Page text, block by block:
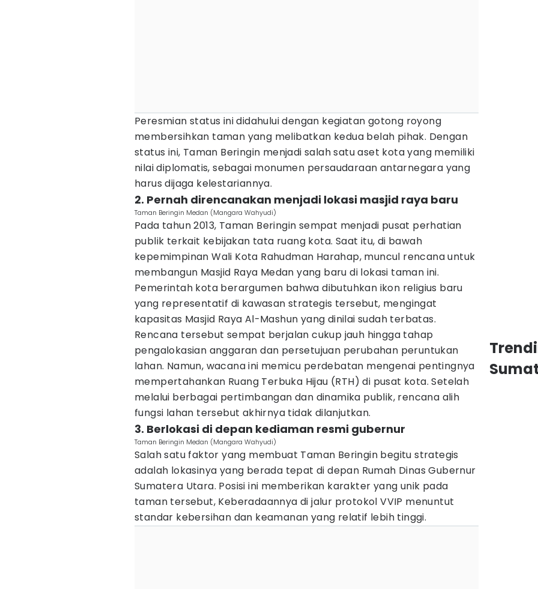
Peresmian status ini didahului dengan kegiatan gotong royong
membersihkan taman yang melibatkan kedua belah pihak. Dengan
status ini, Taman Beringin menjadi salah satu aset kota yang memiliki
nilai diplomatis, sebagai monumen persaudaraan antarnegara yang
harus dijaga kelestariannya.
2. Pernah direncanakan menjadi lokasi masjid raya baru
Taman Beringin Medan (Mangara Wahyudi)
Pada tahun 2013, Taman Beringin sempat menjadi pusat perhatian
publik terkait kebijakan tata ruang kota. Saat itu, di bawah
kepemimpinan Wali Kota Rahudman Harahap, muncul rencana untuk
membangun Masjid Raya Medan yang baru di lokasi taman ini.
Pemerintah kota berargumen bahwa dibutuhkan ikon religius baru
yang representatif di kawasan strategis tersebut, mengingat
kapasitas Masjid Raya Al-Mashun yang dinilai sudah terbatas.
Rencana tersebut sempat berjalan cukup jauh hingga tahap
pengalokasian anggaran dan persetujuan perubahan peruntukan
lahan. Namun, wacana ini memicu perdebatan mengenai pentingnya
mempertahankan Ruang Terbuka Hijau (RTH) di pusat kota. Setelah
melalui berbagai pertimbangan dan dinamika publik, rencana alih
fungsi lahan tersebut akhirnya tidak dilanjutkan.
3. Berlokasi di depan kediaman resmi gubernur
Taman Beringin Medan (Mangara Wahyudi)
Salah satu faktor yang membuat Taman Beringin begitu strategis
adalah lokasinya yang berada tepat di depan Rumah Dinas Gubernur
Sumatera Utara. Posisi ini memberikan karakter yang unik pada
taman tersebut, Keberadaannya di jalur protokol VVIP menuntut
standar kebersihan dan keamanan yang relatif lebih tinggi.